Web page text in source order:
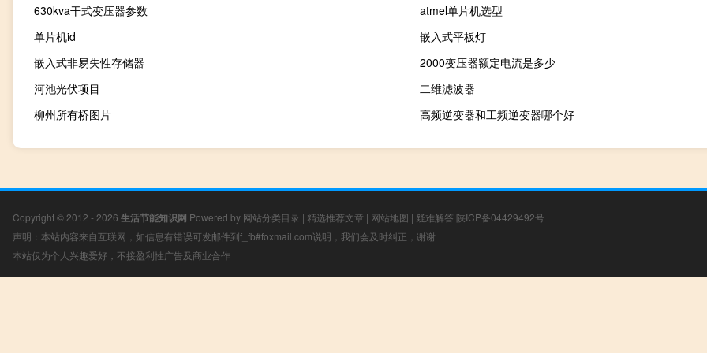
630kva干式变压器参数
atmel单片机选型
单片机id
嵌入式平板灯
嵌入式非易失性存储器
2000变压器额定电流是多少
河池光伏项目
二维滤波器
柳州所有桥图片
高频逆变器和工频逆变器哪个好
Copyright © 2012 - 2026 生活节能知识网 Powered by 网站分类目录 | 精选推荐文章 | 网站地图 | 疑难解答 陕ICP备04429492号
声明：本站内容来自互联网，如信息有错误可发邮件到f_fb#foxmail.com说明，我们会及时纠正，谢谢
本站仅为个人兴趣爱好，不接盈利性广告及商业合作